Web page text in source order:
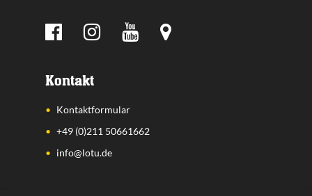
Kontakt
Kontaktformular
+49 (0)211 50661662
info@lotu.de